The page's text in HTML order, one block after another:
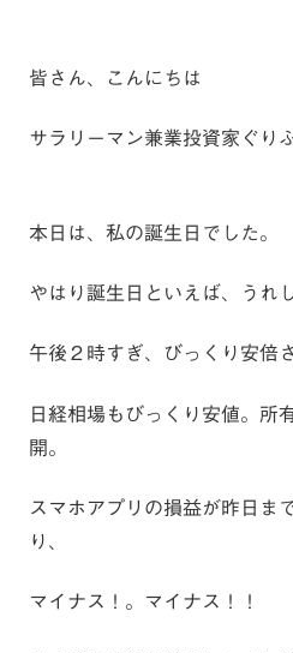
皆さん、こんにちは
サラリーマン兼業投資家ぐり
本日は、私の誕生日でした。
やはり誕生日といえば、うれ
午後２時すぎ、びっくり安倍
日経相場もびっくり安値。所
開。
スマホアプリの損益が昨日ま
り、
マイナス！。マイナス！！